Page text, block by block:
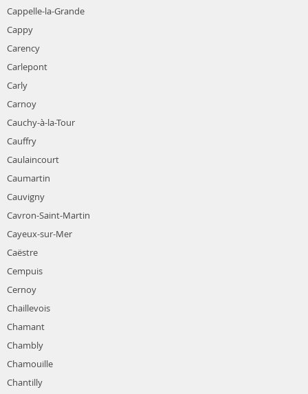
Cappelle-la-Grande
Cappy
Carency
Carlepont
Carly
Carnoy
Cauchy-à-la-Tour
Cauffry
Caulaincourt
Caumartin
Cauvigny
Cavron-Saint-Martin
Cayeux-sur-Mer
Caëstre
Cempuis
Cernoy
Chaillevois
Chamant
Chambly
Chamouille
Chantilly